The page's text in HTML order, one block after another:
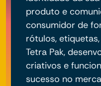
produto e
consumidor de
rótulos,
Tetra Pak,
criativos e
sucesso no